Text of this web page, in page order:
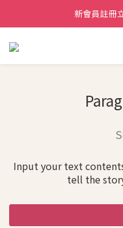
新會員註冊
Input your text
tell the